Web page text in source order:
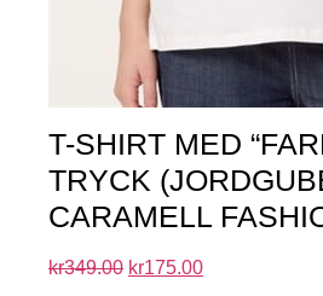
T-SHIRT MED
TRYCK
CARAMELL
kr349.00 kr175.00